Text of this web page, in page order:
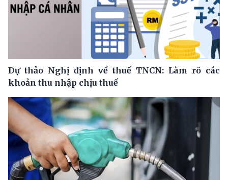
Dự thảo Nghị định về thuế TNCN: Làm rõ các
khoản thu nhập chịu thuế